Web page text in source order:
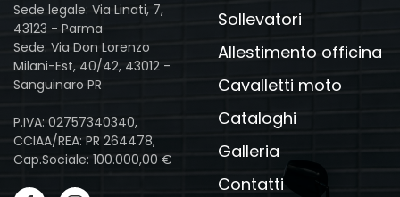
Sede legale: Via Linati, 7,
43123 - Parma
Sede: Via Don Lorenzo
Milani-Est, 40/42, 43012 -
Sanguinaro PR
P.IVA: 02757340340,
CCIAA/REA: PR 264478,
Cap.Sociale: 100.000,00 €
Sollevatori
Allestimento officina
Cavalletti moto
Cataloghi
Galleria
Contatti